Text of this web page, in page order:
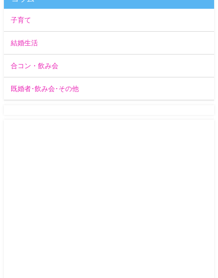
子育て
結婚生活
合コン・飲み会
既婚者･飲み会･その他